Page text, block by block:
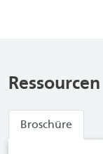
Ressourcen
Broschüre